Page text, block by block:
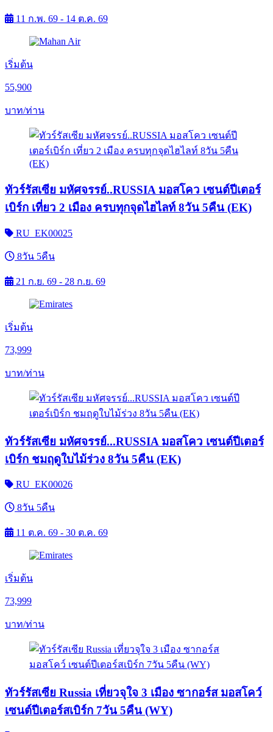
11 ก.พ. 69 - 14 ต.ค. 69
เริ่มต้น
55,900
บาท/ท่าน
ทัวร์รัสเซีย มหัศจรรย์..RUSSIA มอสโคว เซนต์ปีเตอร์
เบิร์ก เที่ยว 2 เมือง ครบทุกจุดไฮไลท์ 8วัน 5คืน (EK)
RU_EK00025
8วัน 5คืน
21 ก.ย. 69 - 28 ก.ย. 69
เริ่มต้น
73,999
บาท/ท่าน
ทัวร์รัสเซีย มหัศจรรย์...RUSSIA มอสโคว เซนต์ปีเตอร์
เบิร์ก ชมฤดูใบไม้ร่วง 8วัน 5คืน (EK)
RU_EK00026
8วัน 5คืน
11 ต.ค. 69 - 30 ต.ค. 69
เริ่มต้น
73,999
บาท/ท่าน
ทัวร์รัสเซีย Russia เที่ยวจุใจ 3 เมือง ซากอร์ส มอสโคว์
เซนต์ปีเตอร์สเบิร์ก 7วัน 5คืน (WY)